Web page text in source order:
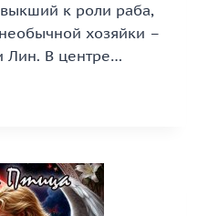
к роли раба,
хозяйки –
Лин. В центре…